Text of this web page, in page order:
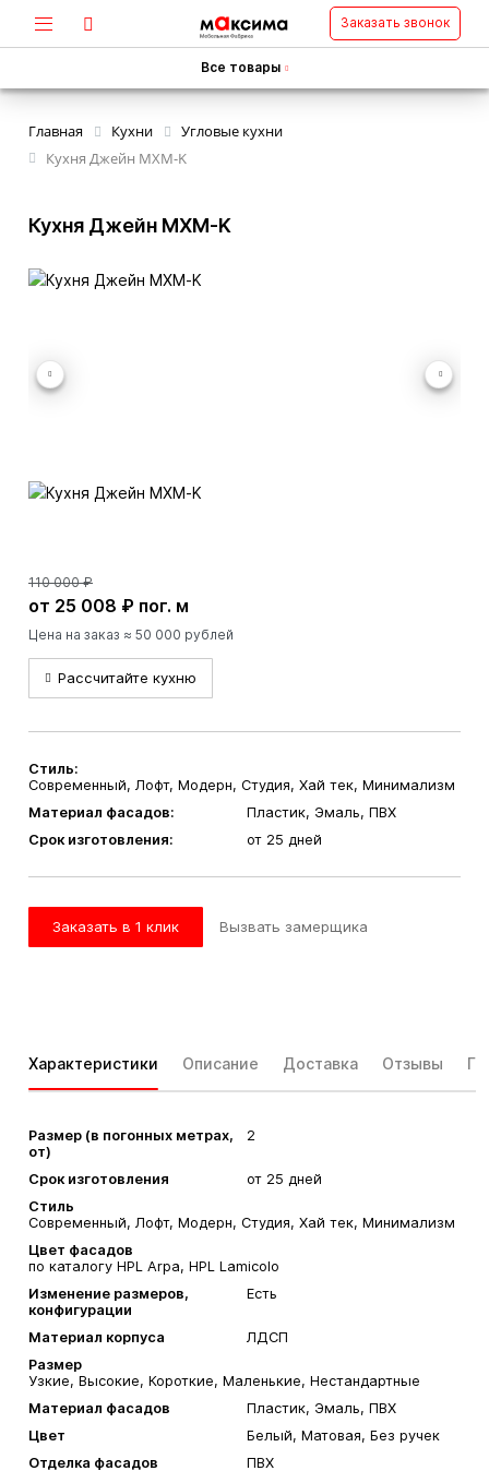
Заказать звонок
Все товары
Главная Кухни
Угловые кухни
Кухня Джейн MXM-K
Кухня Джейн MXM-K
110 000 ₽
от 25 008 ₽ пог. м
Цена на заказ ≈ 50 000 рублей
Рассчитайте кухню
Стиль:
Современный, Лофт, Модерн, Студия, Хай тек, Минимализм
Материал фасадов:
Пластик, Эмаль, ПВХ
Срок изготовления:
от 25 дней
Заказать в 1 клик Вызвать замерщика
Характеристики Описание Доставка Отзывы
Размер (в погонных метрах,
от)
2
Срок изготовления
от 25 дней
Стиль
Современный, Лофт, Модерн, Студия, Хай тек, Минимализм
Цвет фасадов
по каталогу HPL Arpa, HPL Lamicolo
Изменение размеров,
конфигурации
Есть
Материал корпуса
ЛДСП
Размер
Узкие, Высокие, Короткие, Маленькие, Нестандартные
Материал фасадов
Пластик, Эмаль, ПВХ
Цвет
Белый, Матовая, Без ручек
Отделка фасадов
ПВХ